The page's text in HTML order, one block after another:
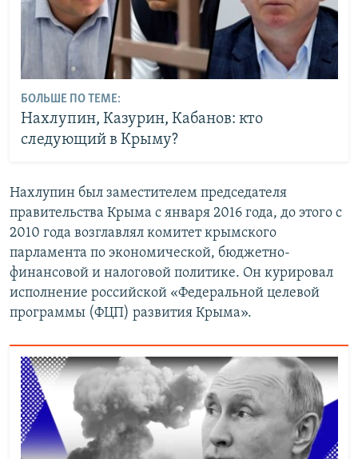
БОЛЬШЕ ПО ТЕМЕ:
Нахлупин, Казурин, Кабанов: кто
следующий в Крыму?
Нахлупин был заместителем председателя
правительства Крыма с января 2016 года, до этого с
2010 года возглавлял комитет крымского
парламента по экономической, бюджетно-
финансовой и налоговой политике. Он курировал
исполнение российской «Федеральной целевой
программы (ФЦП) развития Крыма».